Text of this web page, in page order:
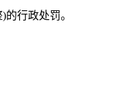
行政处罚。